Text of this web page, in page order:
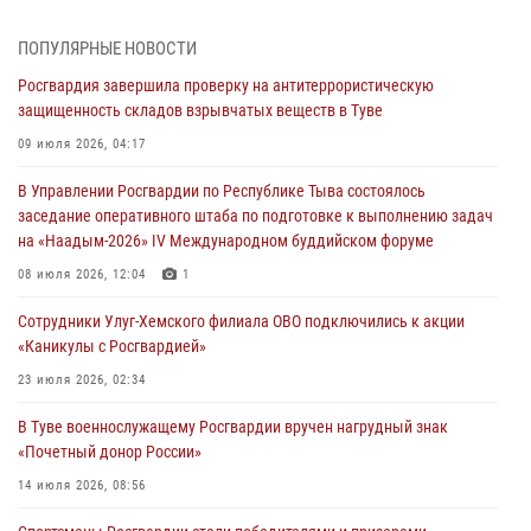
Сотрудники вневедомственной охраны приняли участие в акции
29 июля 2026, 09:41
26 сигналов «Тревога» с автотранспортов отработали экипажи
29 июля 2026, 08:37
В Туве офицер Росгвардии подвела итоги юбилейного личного
забега
Росгвардеец стал бронзовым призером Чемпионата Тувы по
национальной игре - стрельбе из традиционного лука
ПОПУЛЯРНЫЕ НОВОСТИ
Росгвардия завершила проверку на антитеррористическую
защищенность складов взрывчатых веществ в Туве
09 июля 2026, 04:17
В Управлении Росгвардии по Республике Тыва состоялось
заседание оперативного штаба по подготовке к выполнению задач
на «Наадым-2026» IV Международном буддийском форуме
08 июля 2026, 12:04 1
Сотрудники Улуг-Хемского филиала ОВО подключились к акции
«Каникулы с Росгвардией»
23 июля 2026, 02:34
В Туве военнослужащему Росгвардии вручен нагрудный знак
«Почетный донор России»
14 июля 2026, 08:56